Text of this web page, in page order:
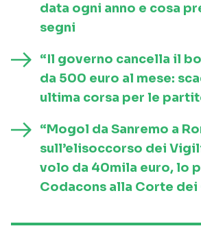
data ogni anno e cosa
segni
“Il governo cancella il
da 500 euro al mese:
ultima corsa per le
“Mogol da Sanremo a
sull’elisoccorso dei
volo da 40mila euro, lo
Codacons alla Corte dei